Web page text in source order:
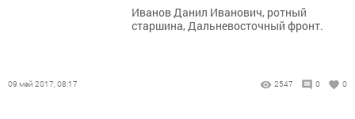
Иванов Данил Иванович, ротный
старшина, Дальневосточный фронт.
09 май 2017, 08:17 2547 0 0